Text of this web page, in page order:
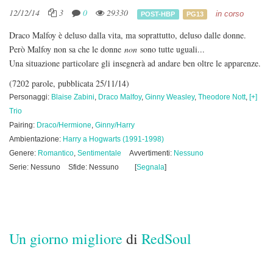
12/12/14 3 0 29330 POST-HBP PG13 in corso
Draco Malfoy è deluso dalla vita, ma soprattutto, deluso dalle donne.
Però Malfoy non sa che le donne non sono tutte uguali...
Una situazione particolare gli insegnerà ad andare ben oltre le apparenze.
(7202 parole, pubblicata 25/11/14)
Personaggi: Blaise Zabini, Draco Malfoy, Ginny Weasley, Theodore Nott, [+]
Trio
Pairing: Draco/Hermione, Ginny/Harry
Ambientazione: Harry a Hogwarts (1991-1998)
Genere: Romantico, Sentimentale Avvertimenti: Nessuno
Serie: Nessuno
Sfide: Nessuno [Segnala]
Un giorno migliore di RedSoul